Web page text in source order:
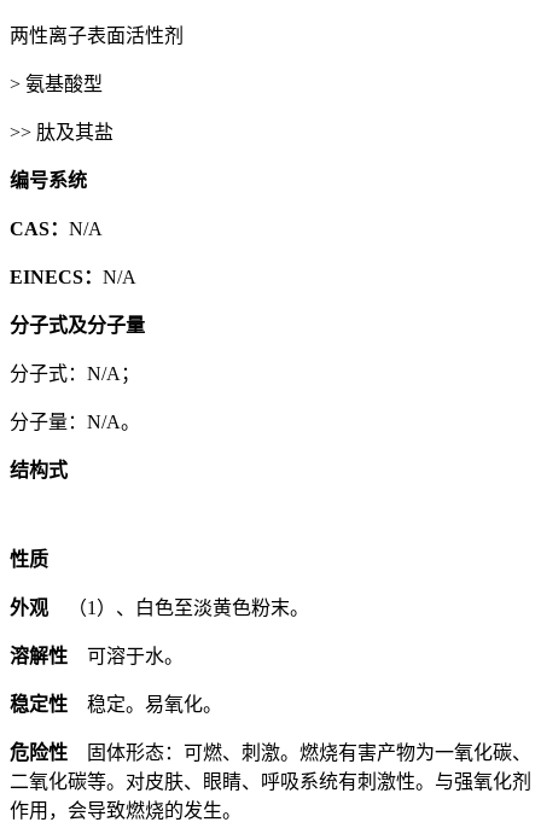
两性离子表面活性剂
> 氨基酸型
>> 肽及其盐
编号系统
CAS： N/A
EINECS： N/A
分子式及分子量
分子式：N/A；
分子量：N/A。
结构式
性质
外观 （1）、白色至淡黄色粉末。
溶解性 可溶于水。
稳定性 稳定。易氧化。
危险性
固体形态：可燃、刺激。燃烧有害产物为一氧化碳、
二氧化碳等。对皮肤、眼睛、呼吸系统有刺激性。与强氧化剂
作用，会导致燃烧的发生。